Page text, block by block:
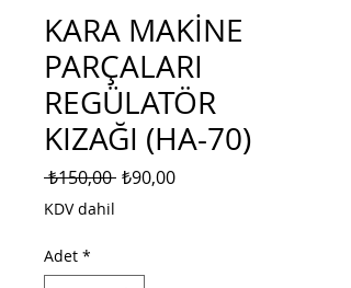
KARA MAKİNE
PARÇALARI
REGÜLATÖR
KIZAĞI (HA-70)
₺150,00 Normal
₺90,00İndirimli
KDV dahil
Adet *